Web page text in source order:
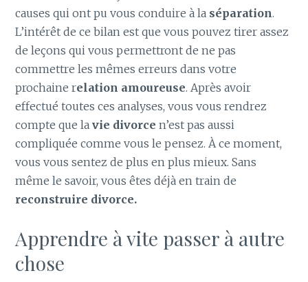
causes qui ont pu vous conduire à la séparation.
L’intérêt de ce bilan est que vous pouvez tirer assez
de leçons qui vous permettront de ne pas
commettre les mêmes erreurs dans votre
prochaine relation amoureuse. Après avoir
effectué toutes ces analyses, vous vous rendrez
compte que lavie divorce n’est pas aussi
compliquée comme vous le pensez. À ce moment,
vous vous sentez de plus en plus mieux. Sans
même le savoir, vous êtes déjà en train de
reconstruire divorce.
Apprendre à vite passer à autre
chose